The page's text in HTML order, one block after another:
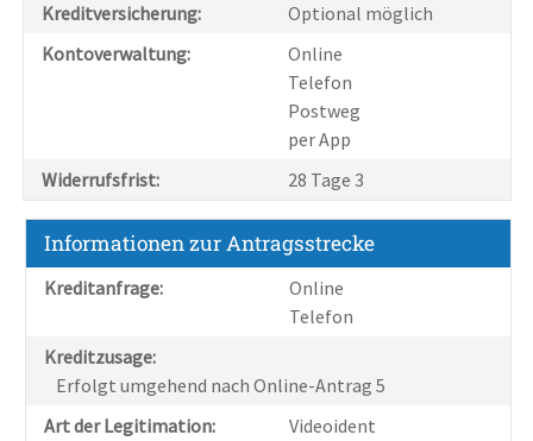
Kreditversicherung:
Optional möglich
Kontoverwaltung:
Online
Telefon
Postweg
per App
Widerrufsfrist:
28 Tage 3
Informationen zur Antragsstrecke
Kreditanfrage:
Online
Telefon
Kreditzusage:
Erfolgt umgehend nach Online-Antrag 5
Art der Legitimation:
Videoident